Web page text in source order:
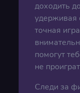
доходить
удерживая
точная
помогут
не
Следи за